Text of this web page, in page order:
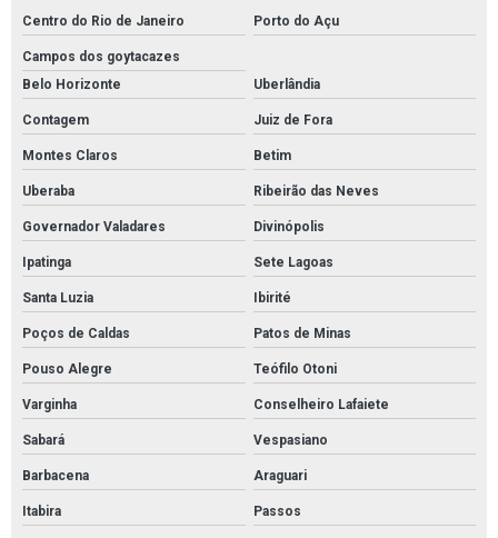
Fornecedores de conexões em aço carbono
Fornecedores de conexões em aço inox
Fornecedores de conexões galvanizadas
Fornecedores de conexões pneumáticas
Fornecedores de materiais elétricos atacado
Fornecedores de materiais elétricos para revenda
Furadeira de impacto profissional martelete
Furadeira de impacto reversível
Lâmpada led iluminação residencial
Material elétricos para automação industrial
Preços de materiais elétricos
Revenda de cabos elétricos
Tubo aço inox preço
Centro do Rio de Janeiro Porto do Açu
Campos dos goytacazes
Belo Horizonte
Uberlândia
Contagem Juiz de Fora
Montes Claros Betim
Uberaba Ribeirão das Neves
Governador Valadares Divinópolis
Ipatinga Sete Lagoas
Santa Luzia Ibirité
Poços de Caldas Patos de Minas
Pouso Alegre Teófilo Otoni
Varginha Conselheiro Lafaiete
Sabará Vespasiano
Barbacena Araguari
Itabira Passos